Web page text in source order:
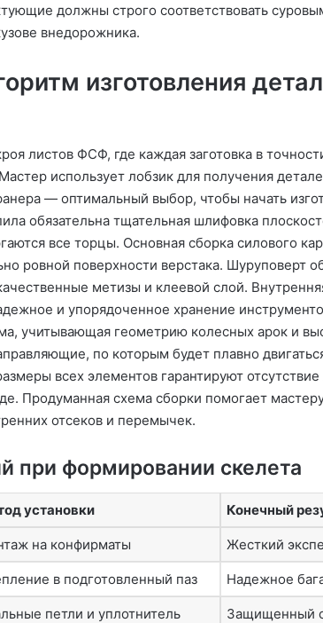
должны строго соответствовать
внедорожника.
изготовления
листов ФСФ, где каждая заготовка в
использует лобзик для получения
— оптимальный выбор, чтобы начать
обязательна тщательная шлифовка
все торцы. Основная сборка силового
ровной поверхности верстака. Шуруповерт
метизы и клеевой слой.
и упорядоченное хранение
учитывающая геометрию колесных арок и
по которым будет плавно
всех элементов гарантируют
Продуманная схема сборки помогает
отсеков и перемычек.
при формировании скелета
установки Конечный
на конфирматы Жесткий
в подготовленный паз Надежное
петли и уплотнитель Защищенный